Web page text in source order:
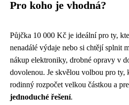
Pro koho je vhodná?
Půjčka 10 000 Kč je ideální pro ty,
nenadálé výdaje nebo si chtějí splnit
nákup elektroniky, drobné opravy v
dovolenou. Je skvělou volbou pro ty,
rodinný rozpočet velkou částkou a
jednoduché řešení.